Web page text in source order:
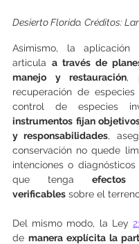
Desierto Florido. Créditos:
Asimismo, la
articula a través de
manejo y restauración,
recuperación de
control de especies
instrumentos fijan
y responsabilidades,
conservación no quede
intenciones o diagnósticos
que tenga
verificables sobre el
Del mismo modo, la Ley
de manera explícita la